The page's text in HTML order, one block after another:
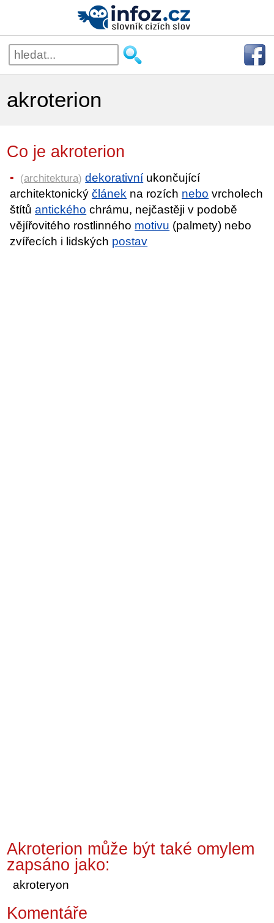
akroterion
Co je akroterion
(architektura) dekorativní ukončující
architektonickýčlánek na rozích nebo vrcholech
štítůantického chrámu, nejčastěji v podobě
vějířovitého rostlinného motivu (palmety) nebo
zvířecích i lidských postav
Akroterion může být také omylem
zapsáno jako:
akroteryon
Komentáře